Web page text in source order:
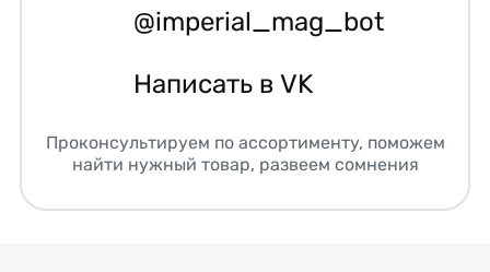
@imperial_mag_bot
Написать в VK
Проконсультируем по ассортименту, поможем
найти нужный товар, развеем сомнения